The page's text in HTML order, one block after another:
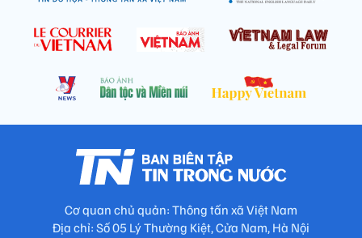
Cơ quan chủ quản: Thông tấn xã Việt Nam
Địa chỉ: Số 05 Lý Thường Kiệt, Cửa Nam, Hà Nội